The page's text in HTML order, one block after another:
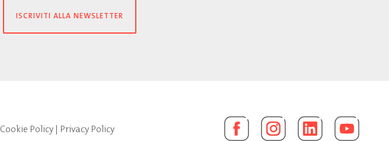
ISCRIVITI ALLA NEWSLETTER
Cookie Policy| Privacy Policy